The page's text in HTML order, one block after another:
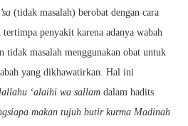
(tidak masalah) berobat dengan cara
penyakit karena adanya wabah
tidak masalah menggunakan obat untuk
yang dikhawatirkan. Hal ini
‘alaihi wa sallam dalam hadits
makan tujuh butir kurma Madinah